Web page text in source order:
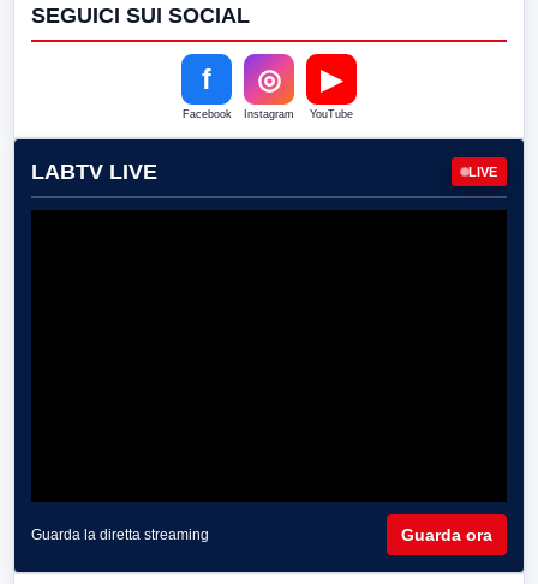
SEGUICI SUI SOCIAL
f
Facebook
◎
Instagram
▶
YouTube
LABTV LIVE LIVE
Guarda la diretta streaming Guarda ora